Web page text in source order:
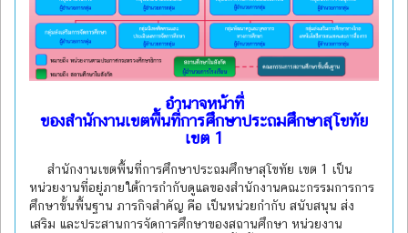
อำนาจหน้าที่
ของสำนักงานเขตพื้นที่การศึกษาประถมศึกษาสุโขทัย
เขต 1
สำนักงานเขตพื้นที่การศึกษาประถมศึกษาสุโขทัย เขต 1 เป็น
หน่วยงานที่อยู่ภายใต้การกำกับดูแลของสำนักงานคณะกรรมการการ
ศึกษาขั้นพื้นฐาน ภารกิจสำคัญ คือ เป็นหน่วยกำกับ สนับสนุน ส่ง
เสริม และประสานการจัดการศึกษาของสถานศึกษา หน่วยงาน